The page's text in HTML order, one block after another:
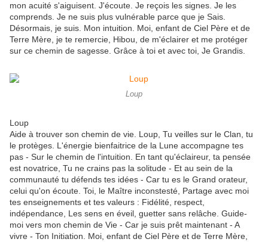
mon acuité s'aiguisent. J'écoute. Je reçois les signes. Je les
comprends. Je ne suis plus vulnérable parce que je Sais.
Désormais, je suis. Mon intuition. Moi, enfant de Ciel Père et de
Terre Mère, je te remercie, Hibou, de m'éclairer et me protéger
sur ce chemin de sagesse. Grâce à toi et avec toi, Je Grandis.
Loup
Loup
Aide à trouver son chemin de vie. Loup, Tu veilles sur le Clan, tu
le protèges. L'énergie bienfaitrice de la Lune accompagne tes
pas - Sur le chemin de l'intuition. En tant qu'éclaireur, ta pensée
est novatrice, Tu ne crains pas la solitude - Et au sein de la
communauté tu défends tes idées - Car tu es le Grand orateur,
celui qu'on écoute. Toi, le Maître inconstesté, Partage avec moi
tes enseignements et tes valeurs : Fidélité, respect,
indépendance, Les sens en éveil, guetter sans relâche. Guide-
moi vers mon chemin de Vie - Car je suis prêt maintenant - A
vivre - Ton Initiation. Moi, enfant de Ciel Père et de Terre Mère,